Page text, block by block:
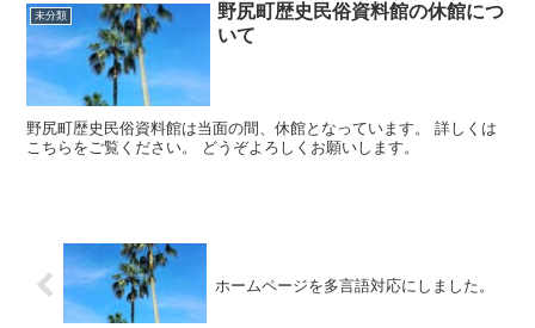
未分類
野尻町歴史民俗資料館の休館につ
いて
野尻町歴史民俗資料館は当面の間、休館となっています。 詳しくは
こちらをご覧ください。 どうぞよろしくお願いします。
ホームページを多言語対応にしました。